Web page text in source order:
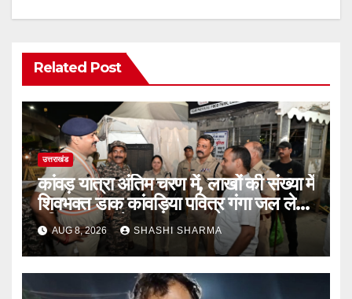
Related Post
उत्तराखंड
कांवड़ यात्रा अंतिम चरण में, लाखों की संख्या में
शिवभक्त डाक कांवड़िया पवित्र गंगा जल लेने
हरिद्वार पहुंच रहे
AUG 8, 2026 SHASHI SHARMA